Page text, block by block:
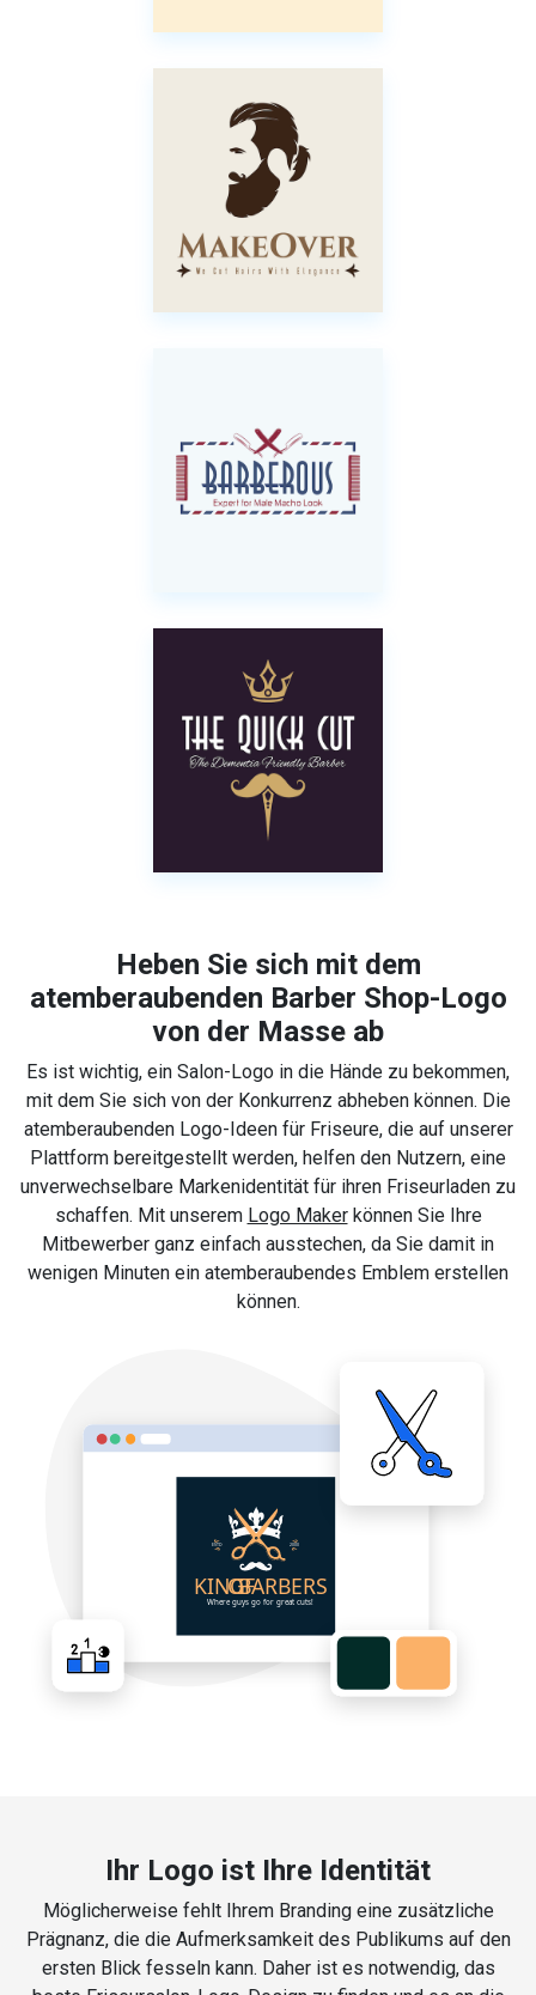
Heben Sie sich mit dem
atemberaubenden Barber Shop-Logo
von der Masse ab
Es ist wichtig, ein Salon-Logo in die Hände zu bekommen,
mit dem Sie sich von der Konkurrenz abheben können. Die
atemberaubenden Logo-Ideen für Friseure, die auf unserer
Plattform bereitgestellt werden, helfen den Nutzern, eine
unverwechselbare Markenidentität für ihren Friseurladen zu
schaffen. Mit unserem Logo Makerkönnen Sie Ihre
Mitbewerber ganz einfach ausstechen, da Sie damit in
wenigen Minuten ein atemberaubendes Emblem erstellen
können.
Ihr Logo ist Ihre Identität
Möglicherweise fehlt Ihrem Branding eine zusätzliche
Prägnanz, die die Aufmerksamkeit des Publikums auf den
ersten Blick fesseln kann. Daher ist es notwendig, das